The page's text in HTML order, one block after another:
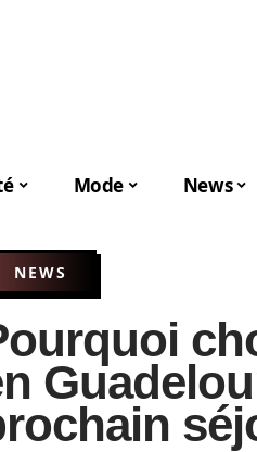
Mode News
NEWS